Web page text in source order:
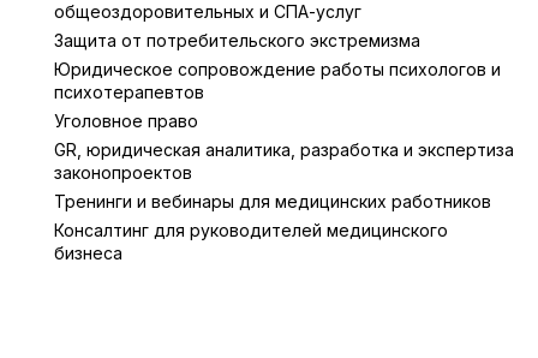
общеоздоровительных и СПА-услуг
Защита от потребительского экстремизма
Юридическое сопровождение работы психологов и
психотерапевтов
Уголовное право
GR, юридическая аналитика, разработка и экспертиза
законопроектов
Тренинги и вебинары для медицинских работников
Консалтинг для руководителей медицинского
бизнеса